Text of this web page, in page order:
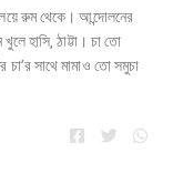
রুম থেকে। আন্দোলনের
হাসি, ঠাট্টা। চা তো
চা’র সাথে মামাও তো সমুচা